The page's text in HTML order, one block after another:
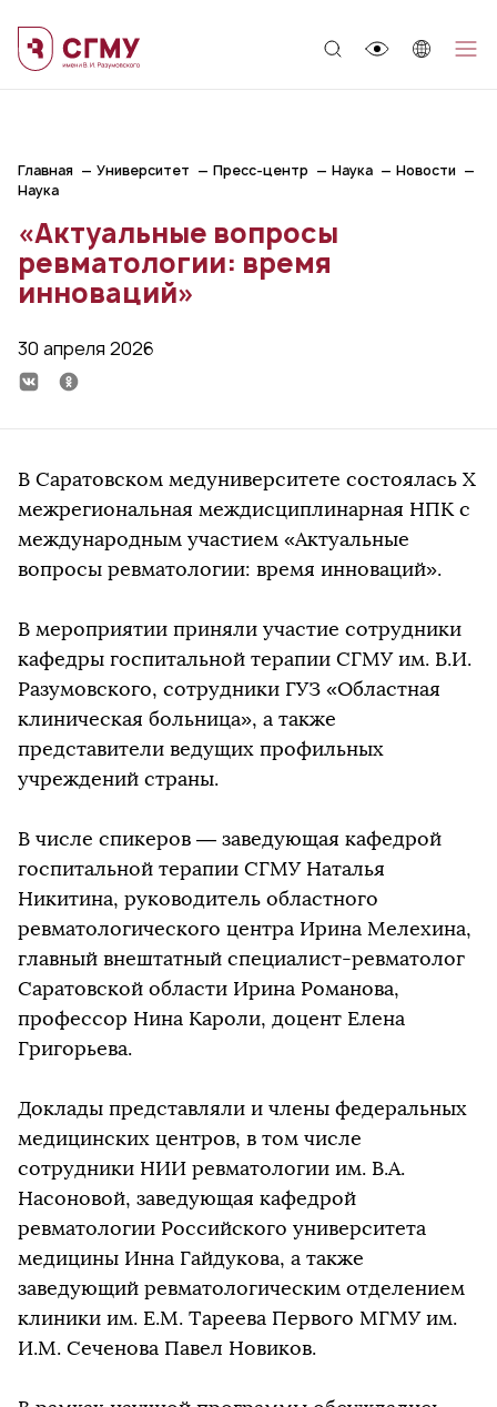
Главная Университет Пресс-центр Наука
Новости
Наука
«Актуальные вопросы
ревматологии: время
инноваций»
30 апреля 2026
В Саратовском медуниверситете состоялась X
межрегиональная междисциплинарная НПК с
международным участием «Актуальные
вопросы ревматологии: время инноваций».
В мероприятии приняли участие сотрудники
кафедры госпитальной терапии СГМУ им. В.И.
Разумовского, сотрудники ГУЗ «Областная
клиническая больница», а также
представители ведущих профильных
учреждений страны.
В числе спикеров — заведующая кафедрой
госпитальной терапии СГМУ Наталья
Никитина, руководитель областного
ревматологического центра Ирина Мелехина,
главный внештатный специалист-ревматолог
Саратовской области Ирина Романова,
профессор Нина Кароли, доцент Елена
Григорьева.
Доклады представляли и члены федеральных
медицинских центров, в том числе
сотрудники НИИ ревматологии им. В.А.
Насоновой, заведующая кафедрой
ревматологии Российского университета
медицины Инна Гайдукова, а также
заведующий ревматологическим отделением
клиники им. Е.М. Тареева Первого МГМУ им.
И.М. Сеченова Павел Новиков.